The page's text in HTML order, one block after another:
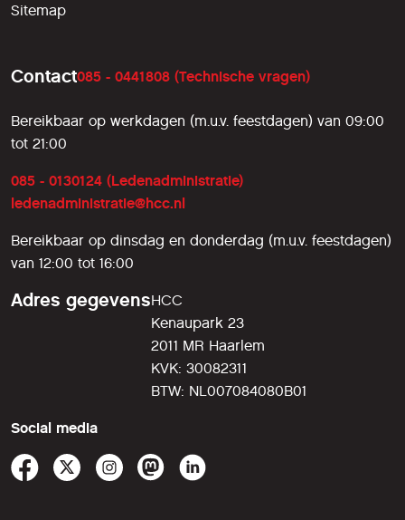
Sitemap
Contact085 - 0441808 (Technische vragen)
Bereikbaar op werkdagen (m.u.v. feestdagen) van 09:00
tot 21:00
085 - 0130124 (Ledenadministratie)
ledenadministratie@hcc.nl
Bereikbaar op dinsdag en donderdag (m.u.v. feestdagen)
van 12:00 tot 16:00
Adres gegevensHCC
Kenaupark 23
2011 MR Haarlem
KVK: 30082311
BTW: NL007084080B01
Social media